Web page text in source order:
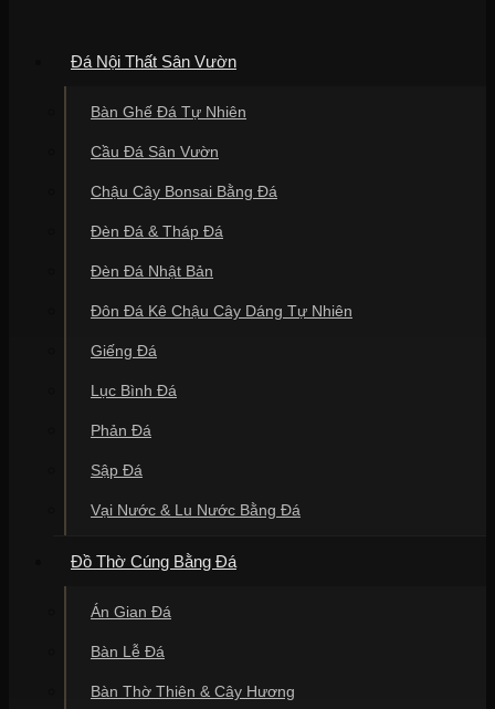
Đá Nội Thất Sân Vườn
Bàn Ghế Đá Tự Nhiên
Cầu Đá Sân Vườn
Chậu Cây Bonsai Bằng Đá
Đèn Đá & Tháp Đá
Đèn Đá Nhật Bản
Đôn Đá Kê Chậu Cây Dáng Tự Nhiên
Giếng Đá
Lục Bình Đá
Phản Đá
Sập Đá
Vại Nước & Lu Nước Bằng Đá
Đồ Thờ Cúng Bằng Đá
Án Gian Đá
Bàn Lễ Đá
Bàn Thờ Thiên & Cây Hương